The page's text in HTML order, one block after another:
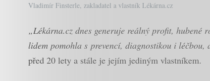
Vladimír Finsterle, zakladatel a vlastník Lékárna.cz
„Lékárna.cz dnes generuje reálný profit,
lidem pomohla s prevencí, diagnostikou i
před 20 lety a stále je jejím jediným vlastníkem.